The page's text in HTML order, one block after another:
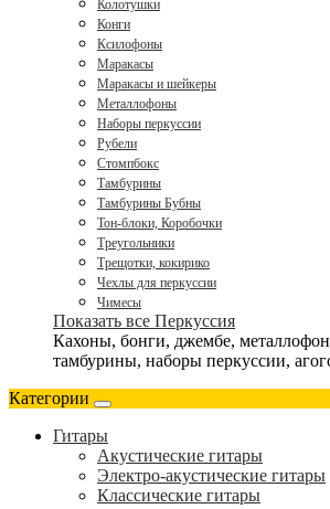
Колотушки
Конги
Ксилофоны
Маракасы
Маракасы и шейкеры
Металлофоны
Наборы перкуссии
Рубели
Стомпбокс
Тамбурины
Тамбурины Бубны
Тон-блоки, Коробочки
Треугольники
Трещотки, кокирико
Чехлы для перкуссии
Чимесы
Показать все Перкуссия
Кахоны, бонги, джембе,
тамбурины, наборы перкуссии,
Категории
Гитары
Акустические гитары
Электро-акустические гитары
Классические гитары